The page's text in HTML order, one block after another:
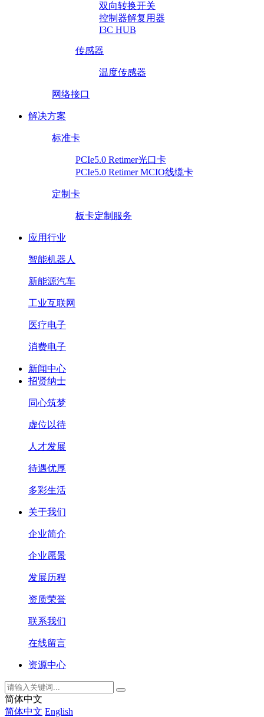
双向转换开关
控制器解复用器
I3C HUB
传感器
温度传感器
网络接口
解决方案
标准卡
PCIe5.0 Retimer光口卡
PCIe5.0 Retimer MCIO线缆卡
定制卡
板卡定制服务
应用行业
智能机器人
新能源汽车
工业互联网
医疗电子
消费电子
新闻中心
招贤纳士
同心筑梦
虚位以待
人才发展
待遇优厚
多彩生活
关于我们
企业简介
企业愿景
发展历程
资质荣誉
联系我们
在线留言
资源中心
简体中文
简体中文 English